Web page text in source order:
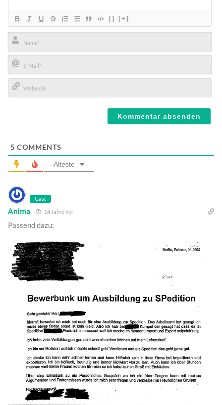
{} [+]
Name*
E-
Mail*
5 COMMENTS
Älteste
Gast
Anima 14 Jahre vor
Passend dazu: